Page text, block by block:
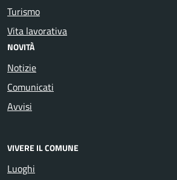
Turismo
Vita lavorativa
NOVITÀ
Notizie
Comunicati
Avvisi
VIVERE IL COMUNE
Luoghi